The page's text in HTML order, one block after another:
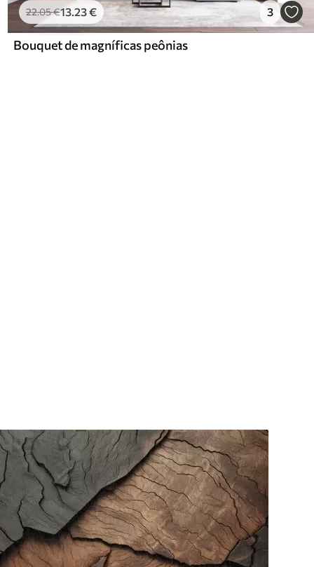
22.05€13.23€ 3
Bouquet de magníficas peônias